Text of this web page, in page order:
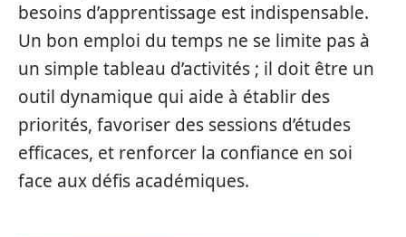
besoins d’apprentissage est indispensable.
Un bon emploi du temps ne se limite pas à
un simple tableau d’activités ; il doit être un
outil dynamique qui aide à établir des
priorités, favoriser des sessions d’études
efficaces, et renforcer la confiance en soi
face aux défis académiques.